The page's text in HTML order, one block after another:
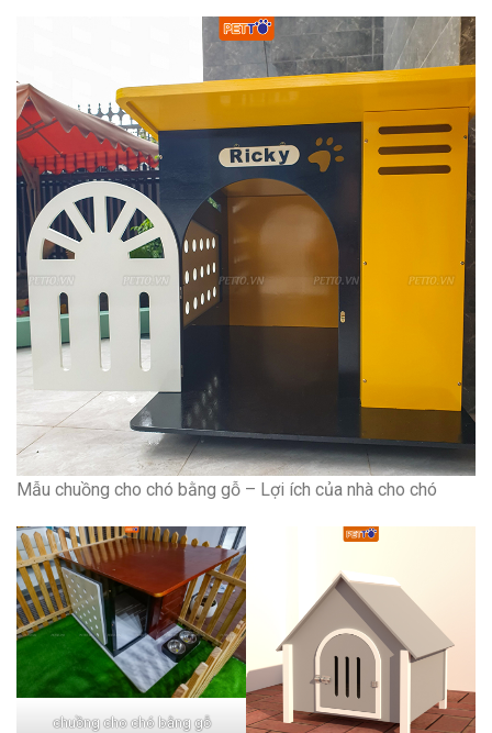
Mẫu chuồng cho chó bằng gỗ – Lợi ích của nhà cho chó
chuồng cho chó bằng gỗ